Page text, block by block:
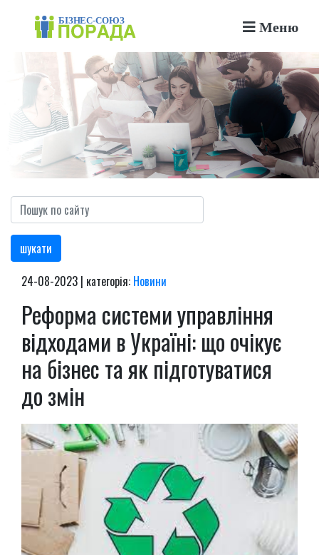
Меню
шукати
24-08-2023 | категорія: Новини
Реформа системи управління
відходами в Україні: що очікує
на бізнес та як підготуватися
до змін